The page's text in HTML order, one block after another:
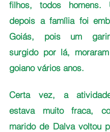
filhos, todos homens.
depois a família foi
Goiás, pois um
surgido por lá,
goiano vários anos.
Certa vez, a
estava muito fraca,
marido de Dalva voltou